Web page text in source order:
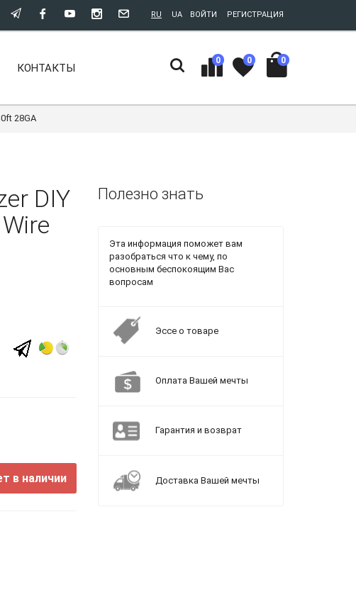
ВОЙТИ РЕГИСТРАЦИЯ
RU UA
0 0 0
КОНТАКТЫ
28GA
DIY
в наличии
Полезно знать
Эта информация поможет вам
разобраться что к чему, по
основным беспокоящим Вас
вопросам
Эссе о товаре
Оплата Вашей мечты
Гарантия и возврат
Доставка Вашей мечты